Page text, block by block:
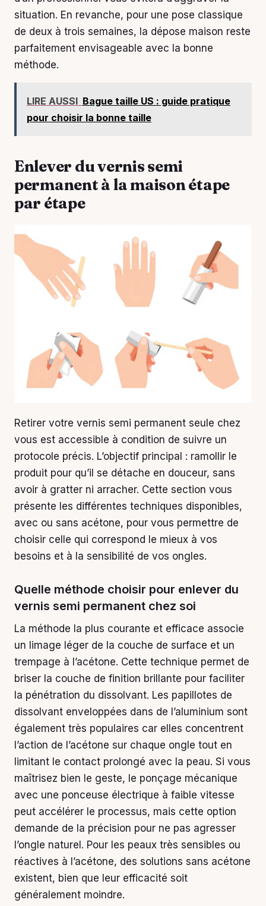
situation. En revanche, pour une pose classique
de deux à trois semaines, la dépose maison reste
parfaitement envisageable avec la bonne
méthode.
LIRE AUSSI Bague taille US : guide pratique
pour choisir la bonne taille
Enlever du vernis semi
permanent à la maison étape
par étape
Retirer votre vernis semi permanent seule chez
vous est accessible à condition de suivre un
protocole précis. L’objectif principal : ramollir le
produit pour qu’il se détache en douceur, sans
avoir à gratter ni arracher. Cette section vous
présente les différentes techniques disponibles,
avec ou sans acétone, pour vous permettre de
choisir celle qui correspond le mieux à vos
besoins et à la sensibilité de vos ongles.
Quelle méthode choisir pour enlever du
vernis semi permanent chez soi
La méthode la plus courante et efficace associe
un limage léger de la couche de surface et un
trempage à l’acétone. Cette technique permet de
briser la couche de finition brillante pour faciliter
la pénétration du dissolvant. Les papillotes de
dissolvant enveloppées dans de l’aluminium sont
également très populaires car elles concentrent
l’action de l’acétone sur chaque ongle tout en
limitant le contact prolongé avec la peau. Si vous
maîtrisez bien le geste, le ponçage mécanique
avec une ponceuse électrique à faible vitesse
peut accélérer le processus, mais cette option
demande de la précision pour ne pas agresser
l’ongle naturel. Pour les peaux très sensibles ou
réactives à l’acétone, des solutions sans acétone
existent, bien que leur efficacité soit
généralement moindre.